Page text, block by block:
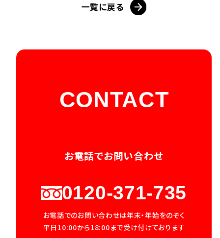
一覧に戻る
CONTACT
お電話でお問い合わせ
0120-371-735
お電話でのお問い合わせは年末・年始をのぞく
平日10:00から18:00まで受け付けております